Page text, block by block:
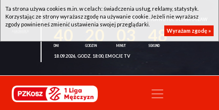
WKK ACTIVE HOTEL WROCŁAW - KSK QEMETICA NOTEĆ INOWROCŁAW
48
18.09.2026, GODZ. 18:00, EMOCJE TV
Ta strona używa cookies m.in. w celach: świadczenia usług, reklamy, statystyk.
Korzystając ze strony wyrażasz zgodę na używanie cookie. Jeżeli nie wyrażasz
zgody powinieneś zmienić ustawienia swojej przeglądarki.
Wyrażam zgodę »